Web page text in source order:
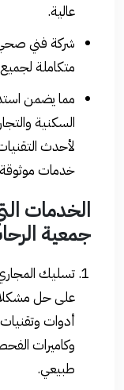
عالية.
شركة فني صحي
متكاملة
مما يضمن
السكنية
لأحدث
خدمات موثوقة
الخدمات
جمعية
تسليك
على حل
أدوات
وكاميرات
طبيعي.